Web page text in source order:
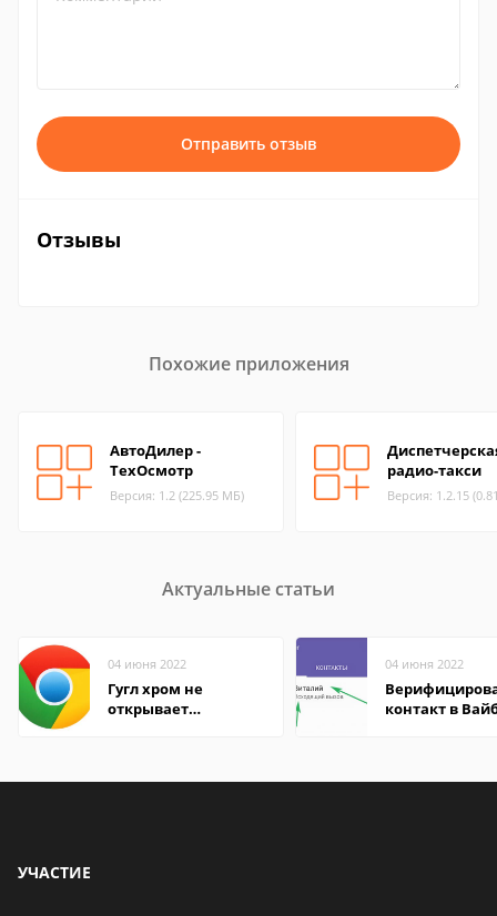
Отправить отзыв
Отзывы
Похожие приложения
АвтоДилер -
ТехОсмотр
Версия: 1.2 (225.95 МБ)
радио-такси
Версия: 1.2.15
Актуальные статьи
04 июня 2022
Гугл хром не
открывает
04 июня 2022
контакт в
УЧАСТИЕ